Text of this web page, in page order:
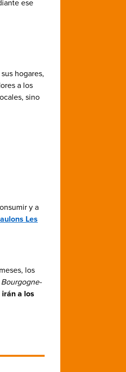
ese
hogares,
a los
sino
y a
Les
los
Bourgogne-
a los